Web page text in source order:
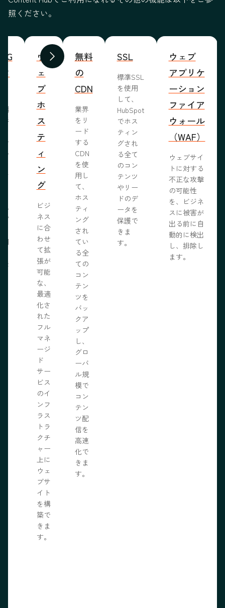
照ください。
前へ 次へ
編
形
ル
ル
ブ
ウ
ェ
ブ
ホ
ス
テ
ィ
ン
グ
ビジ
ネス
に合
わせ
て拡
張が
可能
な、
最適
化さ
れた
フル
マネ
ージ
ド
サー
ビス
のイ
ンフ
ラス
トラ
クチ
ャー
上に
ウェ
ブサ
イト
を構
築で
きま
す。
無料
の
CDN
業界
をリ
ード
する
CDN
を使
用し
て、
ホス
ティ
ング
され
てい
る全
ての
コン
テン
ツを
バッ
クア
ップ
し、
グロ
ーバ
ル規
模で
コン
テン
ツ配
信を
高速
化で
きま
す。
SSL
標準SSL
を使用
して、
HubSpot
でホス
ティン
グされ
る全て
のコン
テンツ
やリー
ドのデ
ータを
保護で
きま
す。
ウェブ
アプリケ
ーション
ファイア
ウォール
（WAF）
ウェブサイ
トに対する
不正な攻撃
の可能性
を、ビジネ
スに被害が
出る前に自
動的に検出
し、排除し
ます。